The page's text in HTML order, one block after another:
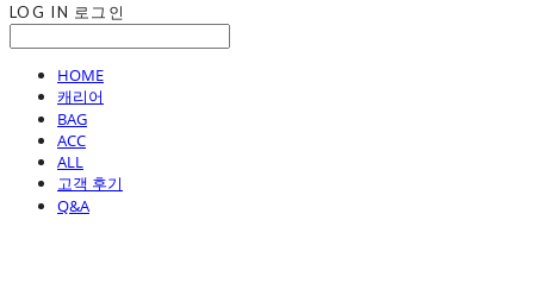
LOG IN 로그인
HOME
캐리어
BAG
ACC
ALL
고객 후기
Q&A